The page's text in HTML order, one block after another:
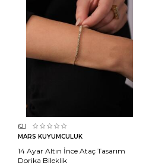
(0 )
MARS KUYUMCULUK
14 Ayar Altın İnce Ataç Tasarım
Dorika Bileklik